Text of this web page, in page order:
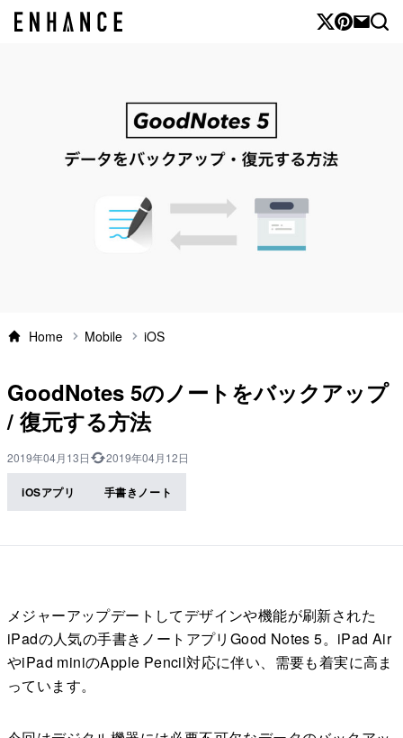
Home Mobile iOS
GoodNotes 5のノートをバックアップ
/ 復元する方法
2019年04月13日 2019年04月12日
iOSアプリ 手書きノート
メジャーアップデートしてデザインや機能が刷新された
iPadの人気の手書きノートアプリGood Notes 5。iPad Air
やiPad miniのApple Pencil対応に伴い、需要も着実に高ま
っています。